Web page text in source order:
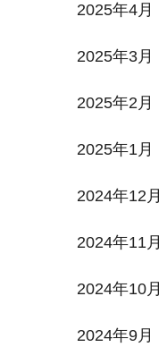
2025年4月
2025年3月
2025年2月
2025年1月
2024年12月
2024年11月
2024年10月
2024年9月